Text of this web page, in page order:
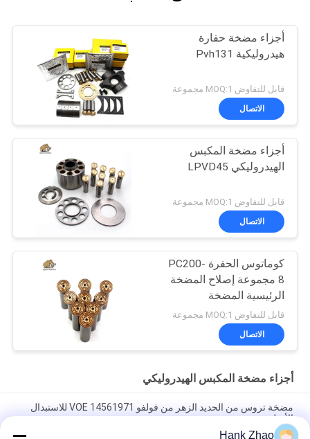
أجزاء مضخة حفارة
هيدروليكية Pvh131
قابل للتفاوض MOQ:1 مجموعة
الاتصال
أجزاء مضخة المكبس
الهيدروليكي LPVD45
قابل للتفاوض MOQ:1 مجموعة
الاتصال
كوماتوس الحفرة PC200-
8 مجموعة إصلاح المضخة
الرئيسية المضخة
الهيدروليكية جزء مضخة
البستون صيانة خدمات
إصلاح
قابل للتفاوض MOQ:1 مجموعة
الاتصال
أجزاء مضخة المكبس الهيدروليكي
مضخة تروس من الحديد الزهر من فولفو VOE 14561971 للاستبدال
الأصلي
Hank Zhao